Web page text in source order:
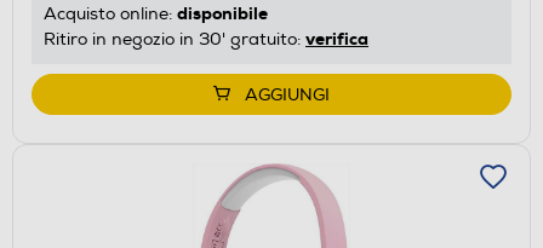
Acquisto online: disponibile
Ritiro in negozio in 30' gratuito: verifica
AGGIUNGI